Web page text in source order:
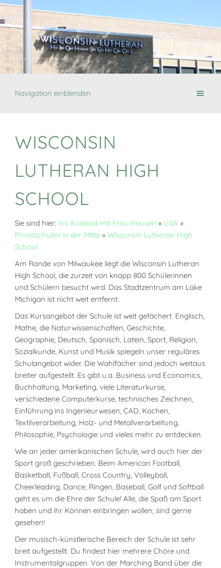
Navigation einblenden
WISCONSIN
LUTHERAN HIGH
SCHOOL
Sie sind hier: Ins Ausland mit Frau Hauser! » USA »
Privatschulen in der Mitte » Wisconsin Lutheran High
School
Am Rande von Milwaukee liegt die Wisconsin Lutheran
High School, die zurzeit von knapp 800 Schülerinnen
und Schülern besucht wird. Das Stadtzentrum am Lake
Michigan ist nicht weit entfernt.
Das Kursangebot der Schule ist weit gefächert. Englisch,
Mathe, die Naturwissenschaften, Geschichte,
Geographie, Deutsch, Spanisch, Latein, Sport, Religion,
Sozialkunde, Kunst und Musik spiegeln unser reguläres
Schulangebot wider. Die Wahlfächer sind jedoch weitaus
breiter aufgestellt. Es gibt u.a. Business und Economics,
Buchhaltung, Marketing, viele Literaturkurse,
verschiedene Computerkurse, technisches Zeichnen,
Einführung ins Ingenieurwesen, CAD, Kochen,
Textilverarbeitung, Holz- und Metallverarbeitung,
Philosophie, Psychologie und vieles mehr zu entdecken.
Wie an jeder amerikanischen Schule, wird auch hier der
Sport groß geschrieben. Beim American Football,
Basketball, Fußball, Cross Country, Volleyball,
Cheerleading, Dance, Ringen, Baseball, Golf und Softball
geht es um die Ehre der Schule! Alle, die Spaß am Sport
haben und ihr Können einbringen wollen, sind gerne
gesehen!
Der musisch-künstlerische Bereich der Schule ist sehr
breit aufgestellt. Du findest hier mehrere Chöre und
Instrumentalgruppen. Von der Marching Band über die